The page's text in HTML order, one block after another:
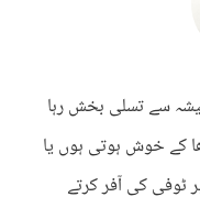
سے تسلی بخش رہا
کے خوش ہوتی ہوں یا
کی آفر کرتے